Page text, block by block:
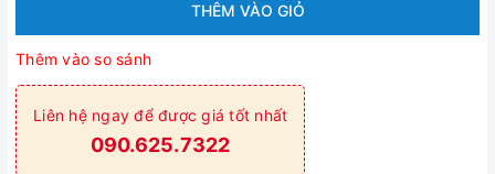
THÊM VÀO GIỎ
Thêm vào so sánh
Liên hệ ngay để được giá tốt nhất
090.625.7322